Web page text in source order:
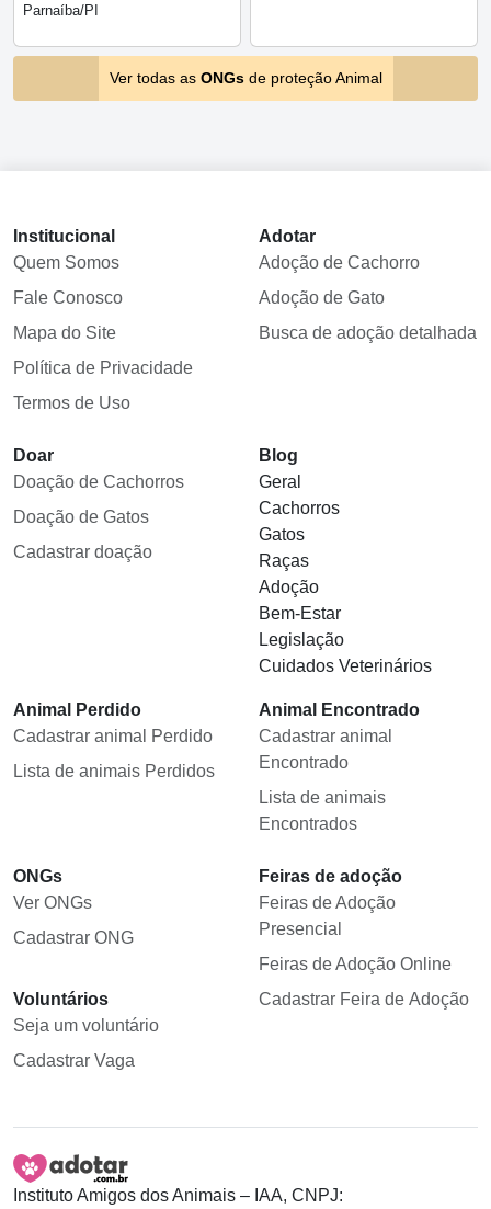
Parnaíba/PI
Ver todas as ONGsde proteção Animal
Institucional
Quem Somos
Fale Conosco
Mapa do Site
Política de Privacidade
Termos de Uso
Adotar
Adoção de Cachorro
Adoção de Gato
Busca de adoção detalhada
Doar
Doação de Cachorros
Doação de Gatos
Cadastrar doação
Blog
Geral
Cachorros
Gatos
Raças
Adoção
Bem-Estar
Legislação
Cuidados Veterinários
Animal Perdido
Cadastrar animal Perdido
Lista de animais Perdidos
Animal Encontrado
Cadastrar animal
Encontrado
Lista de animais
Encontrados
ONGs
Ver ONGs
Cadastrar ONG
Voluntários
Seja um voluntário
Cadastrar Vaga
Feiras de adoção
Feiras de Adoção
Presencial
Feiras de Adoção Online
Cadastrar Feira de Adoção
Instituto Amigos dos Animais – IAA, CNPJ: